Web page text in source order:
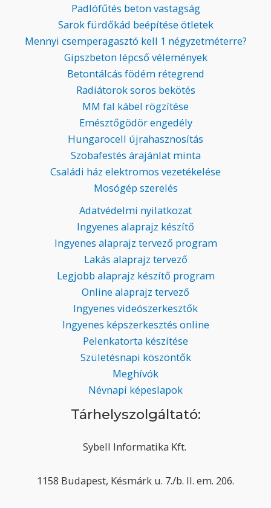
Padlófűtés beton vastagság
Sarok fürdőkád beépítése ötletek
Mennyi csemperagasztó kell 1 négyzetméterre?
Gipszbeton lépcső vélemények
Betontálcás födém rétegrend
Radiátorok soros bekötés
MM fal kábel rögzítése
Emésztőgödör engedély
Hungarocell újrahasznosítás
Szobafestés árajánlat minta
Családi ház elektromos vezetékelése
Mosógép szerelés
Adatvédelmi nyilatkozat
Ingyenes alaprajz készítő
Ingyenes alaprajz tervező program
Lakás alaprajz tervező
Legjobb alaprajz készítő program
Online alaprajz tervező
Ingyenes videószerkesztők
Ingyenes képszerkesztés online
Pelenkatorta készítése
Születésnapi köszöntők
Meghívók
Névnapi képeslapok
Tárhelyszolgáltató:
Sybell Informatika Kft.
1158 Budapest, Késmárk u. 7./b. II. em. 206.